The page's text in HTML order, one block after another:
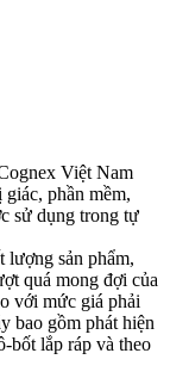
Việt Nam
phần mềm,
sử dụng trong tự
lượng sản phẩm,
quá mong đợi của
với mức giá phải
bao gồm phát hiện
bốt lắp ráp và theo